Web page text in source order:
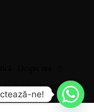
byPractical Vision
ne!